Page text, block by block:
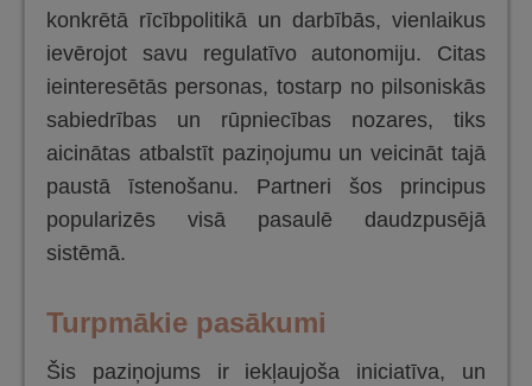
konkrētā rīcībpolitikā un darbībās, vienlaikus
ievērojot savu regulatīvo autonomiju. Citas
ieinteresētās personas, tostarp no pilsoniskās
sabiedrības un rūpniecības nozares, tiks
aicinātas atbalstīt paziņojumu un veicināt tajā
paustā īstenošanu. Partneri šos principus
popularizēs visā pasaulē daudzpusējā
sistēmā.
Turpmākie pasākumi
Šis paziņojums ir iekļaujoša iniciatīva, un